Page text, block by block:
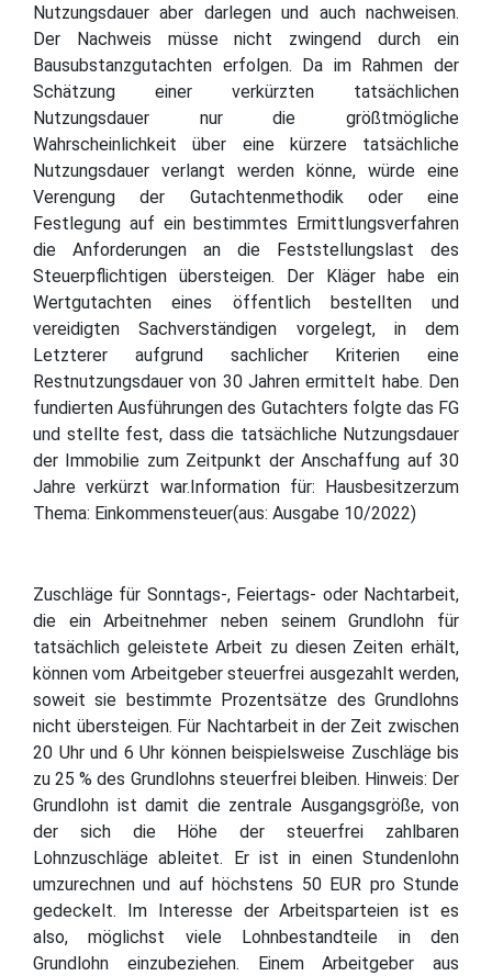
Nutzungsdauer aber darlegen und auch nachweisen.
Der Nachweis müsse nicht zwingend durch ein
Bausubstanzgutachten erfolgen. Da im Rahmen der
Schätzung einer verkürzten tatsächlichen
Nutzungsdauer nur die größtmögliche
Wahrscheinlichkeit über eine kürzere tatsächliche
Nutzungsdauer verlangt werden könne, würde eine
Verengung der Gutachtenmethodik oder eine
Festlegung auf ein bestimmtes Ermittlungsverfahren
die Anforderungen an die Feststellungslast des
Steuerpflichtigen übersteigen. Der Kläger habe ein
Wertgutachten eines öffentlich bestellten und
vereidigten Sachverständigen vorgelegt, in dem
Letzterer aufgrund sachlicher Kriterien eine
Restnutzungsdauer von 30 Jahren ermittelt habe. Den
fundierten Ausführungen des Gutachters folgte das FG
und stellte fest, dass die tatsächliche Nutzungsdauer
der Immobilie zum Zeitpunkt der Anschaffung auf 30
Jahre verkürzt war.Information für: Hausbesitzerzum
Thema: Einkommensteuer(aus: Ausgabe 10/2022)
Zuschläge für Sonntags-, Feiertags- oder Nachtarbeit,
die ein Arbeitnehmer neben seinem Grundlohn für
tatsächlich geleistete Arbeit zu diesen Zeiten erhält,
können vom Arbeitgeber steuerfrei ausgezahlt werden,
soweit sie bestimmte Prozentsätze des Grundlohns
nicht übersteigen. Für Nachtarbeit in der Zeit zwischen
20 Uhr und 6 Uhr können beispielsweise Zuschläge bis
zu 25 % des Grundlohns steuerfrei bleiben. Hinweis: Der
Grundlohn ist damit die zentrale Ausgangsgröße, von
der sich die Höhe der steuerfrei zahlbaren
Lohnzuschläge ableitet. Er ist in einen Stundenlohn
umzurechnen und auf höchstens 50 EUR pro Stunde
gedeckelt. Im Interesse der Arbeitsparteien ist es
also, möglichst viele Lohnbestandteile in den
Grundlohn einzubeziehen. Einem Arbeitgeber aus